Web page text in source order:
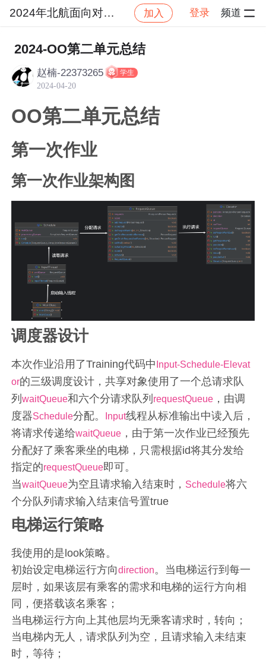
2024年北航面向对象设计与构造 加入 登录 频道
社区 2024年北航面向对象设计与构造
2024-OO第二单元总结
赵楠-22373265 学生
2024-04-20
OO第二单元总结
第一次作业
第一次作业架构图
调度器设计
本次作业沿用了Training代码中 Input-Schedule-Elevat
or的三级调度设计，共享对象使用了一个总请求队
列waitQueue和六个分请求队列 requestQueue ，由调
度器Schedule分配。 Input线程从标准输出中读入后，
将请求传递给waitQueue ，由于第一次作业已经预先
分配好了乘客乘坐的电梯，只需根据id将其分发给
指定的requestQueue即可。
当waitQueue为空且请求输入结束时， Schedule将六
个分队列请求输入结束信号置true
电梯运行策略
我使用的是look策略。
初始设定电梯运行方向direction。当电梯运行到每一
层时，如果该层有乘客的需求和电梯的运行方向相
同，便搭载该名乘客；
当电梯运行方向上其他层均无乘客请求时，转向；
当电梯内无人，请求队列为空，且请求输入未结束
时，等待；